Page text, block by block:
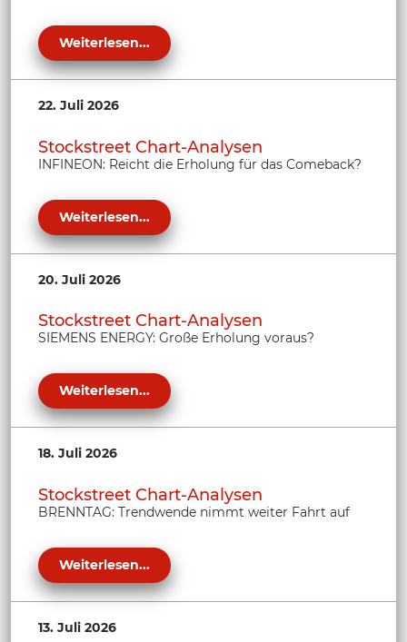
Weiterlesen...
22. Juli 2026
Stockstreet Chart-Analysen
INFINEON: Reicht die Erholung für das Comeback?
Weiterlesen...
20. Juli 2026
Stockstreet Chart-Analysen
SIEMENS ENERGY: Große Erholung voraus?
Weiterlesen...
18. Juli 2026
Stockstreet Chart-Analysen
BRENNTAG: Trendwende nimmt weiter Fahrt auf
Weiterlesen...
13. Juli 2026